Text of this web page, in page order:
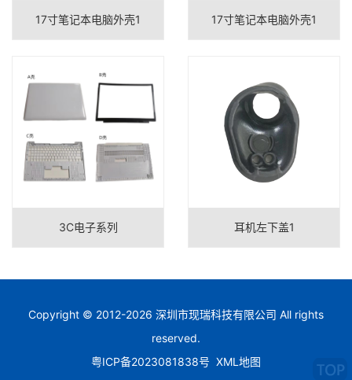
17寸笔记本电脑外壳1 17寸笔记本电脑外壳1
3C电子系列 耳机左下盖1
Copyright © 2012-2026 深圳市现瑞科技有限公司 All rights
reserved.
粤ICP备2023081838号 XML地图